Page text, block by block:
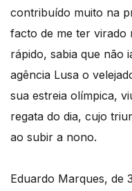
contribuído muito na
facto de me ter virado
rápido, sabia que não
agência Lusa o
sua estreia olímpica,
regata do dia, cujo
ao subir a nono.
Eduardo Marques, de